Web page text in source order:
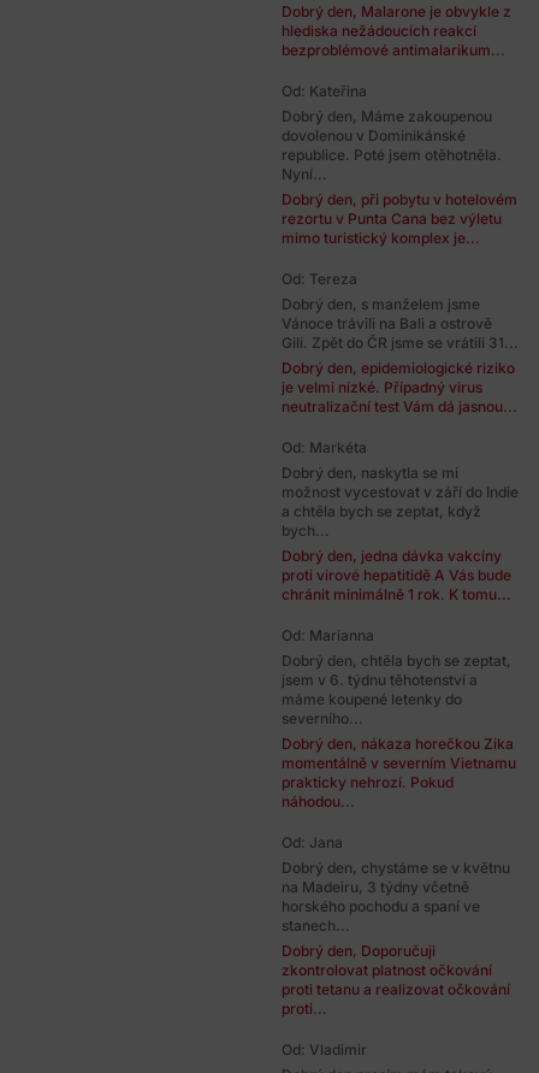
Dobrý den, Malarone je obvykle z
hlediska nežádoucích reakcí
bezproblémové antimalarikum...
Od: Kateřina
Dobrý den, Máme zakoupenou
dovolenou v Dominikánské
republice. Poté jsem otěhotněla.
Nyní...
Dobrý den, při pobytu v hotelovém
rezortu v Punta Cana bez výletu
mimo turistický komplex je...
Od: Tereza
Dobrý den, s manželem jsme
Vánoce trávili na Bali a ostrově
Gili. Zpět do ČR jsme se vrátili 31...
Dobrý den, epidemiologické riziko
je velmi nízké. Případný virus
neutralizační test Vám dá jasnou...
Od: Markéta
Dobrý den, naskytla se mi
možnost vycestovat v září do Indie
a chtěla bych se zeptat, když
bych...
Dobrý den, jedna dávka vakcíny
proti virové hepatitidě A Vás bude
chránit minimálně 1 rok. K tomu...
Od: Marianna
Dobrý den, chtěla bych se zeptat,
jsem v 6. týdnu těhotenství a
máme koupené letenky do
severního...
Dobrý den, nákaza horečkou Zika
momentálně v severním Vietnamu
prakticky nehrozí. Pokud
náhodou...
Od: Jana
Dobrý den, chystáme se v květnu
na Madeiru, 3 týdny včetně
horského pochodu a spaní ve
stanech...
Dobrý den, Doporučuji
zkontrolovat platnost očkování
proti tetanu a realizovat očkování
proti...
Od: Vladimir